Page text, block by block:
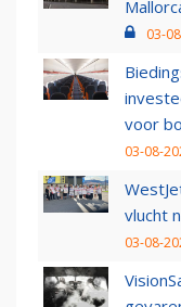
03-
voor
03-08-
vlucht
03-08-